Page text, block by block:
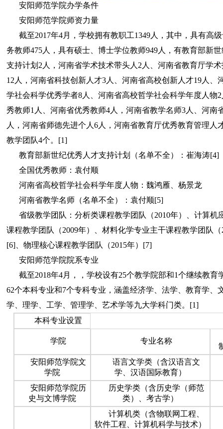
安阳师范学院办学条件
安阳师范学院师资力量
截至2017年4月，学校拥有教职工1349人，其中，具有高
务教师475人，具有硕士、博士学位教师949人，有教育部新
支持计划2人，河南省学术技术带头人2人、河南省教育厅学
12人，河南省科技创新人才3人、河南省高校创新人才19人、
学社会科学优秀学者8人、河南省高校哲学社会科学年度人物
秀教师1人、河南省优秀教师4人，河南省教学名师3人、河南
人，河南省师德先进个人6人，河南省教育厅优秀教育管理人
教学团队4个。[1]
教育部新世纪优秀人才支持计划（名单不全）：崔海涛[4]
全国优秀教师：袁付顺
河南省高校哲学社会科学年度人物：魏鸿雁、杨景龙
河南省教学名师（名单不全）：袁付顺[5]
省级教学团队：分析类课程教学团队（2010年）、计算机
课程教学团队（2009年）、材料化学专业主干课程教学团队（
[6]、物理核心课程教学团队（2015年）[7]
安阳师范学院院系专业
截至2018年4月，，学校设有25个教学院部和1个继续教育
62个本科专业和7个专科专业，涵盖经济学、法学、教育学、
学、理学、工学、管理学、艺术学等九大学科门类。[1]
本科专业设置
学院 专业名称
安阳师范学院文
学院
语言文学类（含汉语言文
学、汉语国际教育）
安阳师范学院历
史与文博学院
历史学类（含历史学（师范
类）、考古学）
计算机类（含物联网工程、
软件工程、计算机科学与技术）